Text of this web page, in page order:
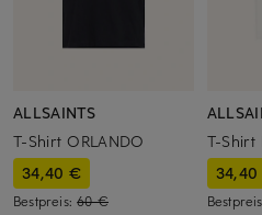
ALLSAINTS
T-Shirt ORLANDO
34,40 €
Bestpreis:60 €
T-Shirt